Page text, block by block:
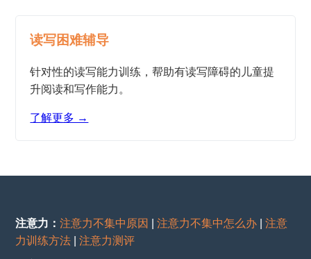
读写困难辅导
针对性的读写能力训练，帮助有读写障碍的儿童提
升阅读和写作能力。
了解更多 →
注意力：注意力不集中原因 |注意力不集中怎么办 |注意
力训练方法 |注意力测评